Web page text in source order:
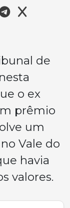
de
o ex
prêmio
um
Vale do
havia
valores.